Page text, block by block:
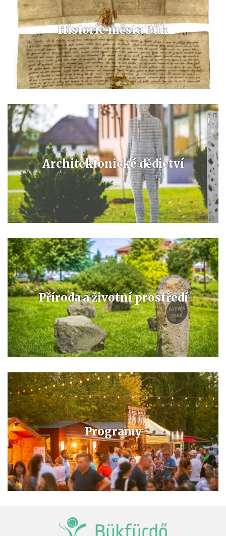
Historie města Bük
Architektonické dědictví
Příroda a životní prostředí
Programy